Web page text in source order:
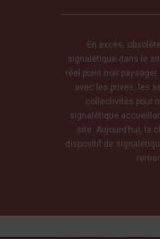
En excès,
signalétique dans le
réel point noir
avec les privés, les
collectivités pour
signalétique
site. Aujourd’hui, la
dispositif de